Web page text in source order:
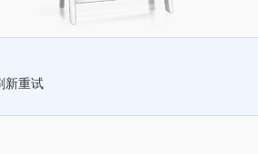
新重试